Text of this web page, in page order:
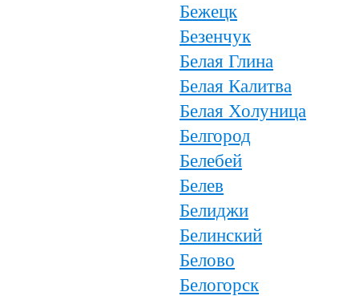
Бежецк
Безенчук
Белая Глина
Белая Калитва
Белая Холуница
Белгород
Белебей
Белев
Белиджи
Белинский
Белово
Белогорск